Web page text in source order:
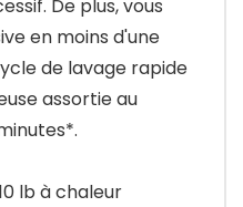
De plus, vous
en moins d'une
de lavage rapide
assortie au
lb à chaleur